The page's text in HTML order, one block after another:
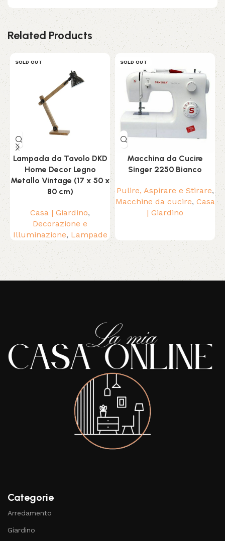
Related Products
SOLD OUT
Lampada da Tavolo DKD
Home Decor Legno
Metallo Vintage (17 x 50 x
80 cm)
Casa | Giardino,
Decorazione e
Illuminazione, Lampade
SOLD OUT
Macchina da Cucire
Singer 2250 Bianco
Pulire, Aspirare e Stirare,
Macchine da cucire, Casa
| Giardino
Read More
Categorie
Arredamento
Giardino